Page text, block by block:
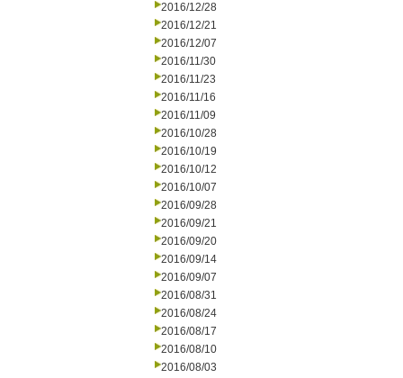
2016/12/28
2016/12/21
2016/12/07
2016/11/30
2016/11/23
2016/11/16
2016/11/09
2016/10/28
2016/10/19
2016/10/12
2016/10/07
2016/09/28
2016/09/21
2016/09/20
2016/09/14
2016/09/07
2016/08/31
2016/08/24
2016/08/17
2016/08/10
2016/08/03